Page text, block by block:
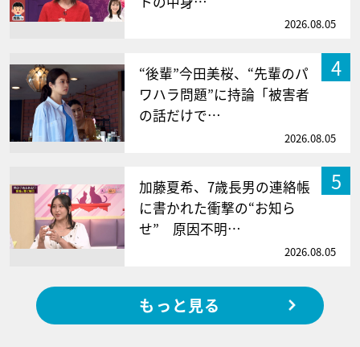
2026.08.05
4
“後輩”今田美桜、“先輩のパ
ワハラ問題”に持論「被害者
の話だけで…
2026.08.05
5
加藤夏希、7歳長男の連絡帳
に書かれた衝撃の“お知ら
せ” 原因不明…
2026.08.05
もっと見る